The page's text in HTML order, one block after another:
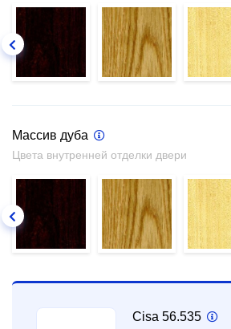
Массив дуба
Цвета внутренней отделки двери
Cisa 56.535